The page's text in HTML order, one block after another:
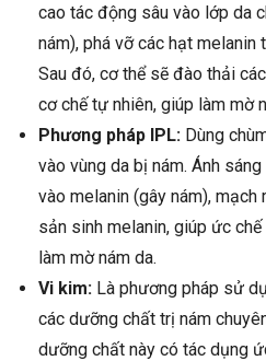
cao tác động sâu vào lớp da
nám), phá vỡ các hạt melanin
Sau đó, cơ thể sẽ đào thải
cơ chế tự nhiên, giúp làm mờ
Phương pháp IPL: Dùng
vào vùng da bị nám. Ánh
vào melanin (gây nám),
sản sinh melanin, giúp ức
làm mờ nám da.
Vi kim: Là phương pháp sử
các dưỡng chất trị nám
dưỡng chất này có tác dụng